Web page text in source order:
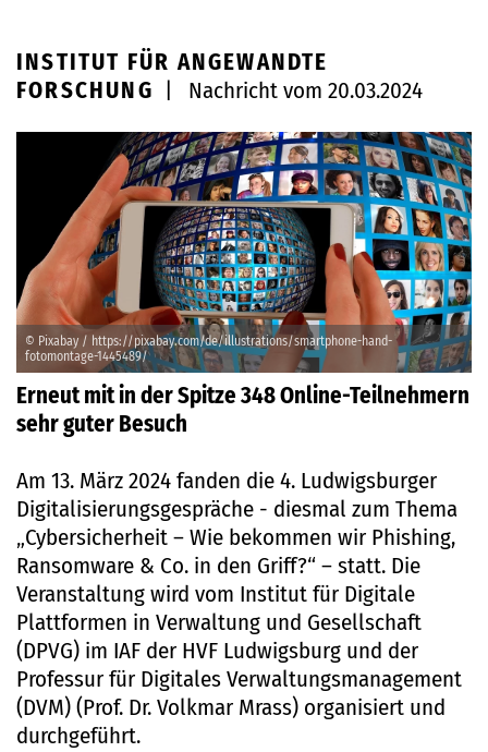
INSTITUT FÜR ANGEWANDTE
FORSCHUNG
Nachricht vom 20.03.2024
© Pixabay / https://pixabay.com/de/illustrations/smartphone-hand-
fotomontage-1445489/
Erneut mit in der Spitze 348 Online-Teilnehmern
sehr guter Besuch
Am 13. März 2024 fanden die 4. Ludwigsburger
Digitalisierungsgespräche - diesmal zum Thema
„Cybersicherheit – Wie bekommen wir Phishing,
Ransomware & Co. in den Griff?“ – statt. Die
Veranstaltung wird vom Institut für Digitale
Plattformen in Verwaltung und Gesellschaft
(DPVG) im IAF der HVF Ludwigsburg und der
Professur für Digitales Verwaltungsmanagement
(DVM) (Prof. Dr. Volkmar Mrass) organisiert und
durchgeführt.